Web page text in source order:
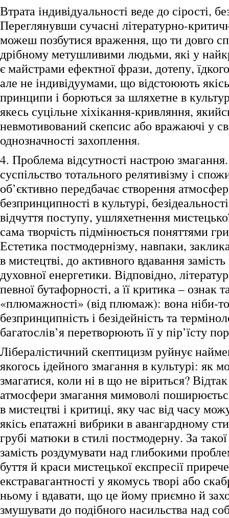
Втрата індивідуальності веде до сірості,
Переглянувши сучасні літературно-
можеш позбутися враження, що ти довго
дрібному метушливими людьми, які у
є майстрами ефектної фрази, дотепу,
але не індивідуумами, що відстоюють
принципи і борються за шляхетне в
якесь суцільне хіхікання-кривляння,
невмотивований скепсис або вражаючі у
однозначності захоплення.
4. Проблема відсутності настрою
суспільство тотального релятивізму і
об’єктивно передбачає створення
безпринципності в культурі,
відчуття поступу, ушляхетнення
сама творчість підмінюється поняттями
Естетика постмодернізму, навпаки,
в мистецтві, до активного вдавання
духовної енергетики. Відповідно,
певної бутафорності, а її критика – ознак
«плюмажності» (від плюмаж): вона ніби-то
безпринципність і безідейність та
багатослів’я перетворюють її у пір’їсту
Лібералістичний скептицизм руйнує
якогось ідейного змагання в культурі: як
змагатися, коли ні в що не віриться? Відтак
атмосфери змагання мимоволі
в мистецтві і критиці, яку час від часу
якісь епатажні вибрики в авангардному
грубі матюки в стилі постмодерну. За
замість роздумувати над глибокими
буття й краси мистецької експресії
екстравагантності у якомусь творі або
ньому і вдавати, що це йому приємно й
змушувати до подібного насильства над